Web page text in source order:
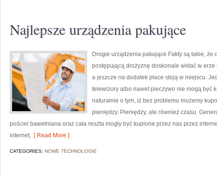
Najlepsze urządzenia pakujące
Drogie urządzenia pakujące Fakty są takie,
postępującą drożyznę doskonale widać w
a jeszcze na dodatek płace stoją w miejscu.
telewizory albo nawet pieczywo nie mogą być
naturalnie o tym, iż bez problemu możemy
pieniędzy. Pieniędzy, ale również czasu.
pościel bawełniana oraz cała reszta mogły być kupione przez nas przez
internet, [ Read More ]
CATEGORIES: NOWE TECHNOLOGIE